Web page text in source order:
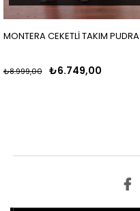
MONTERA CEKETLİ TAKIM PUDRA
₺6.749,00
₺8.999,00